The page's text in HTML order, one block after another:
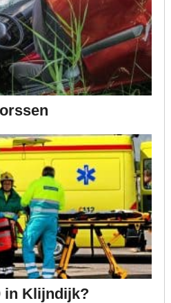
in Klijndijk?